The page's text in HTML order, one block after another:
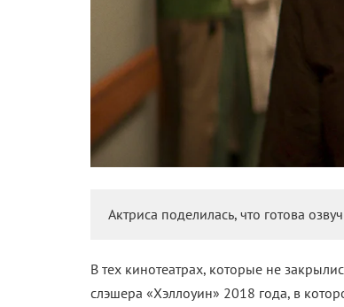
Актриса поделилась, что готова
В тех кинотеатрах, которые не
слэшера «Хэллоуин» 2018 года, в